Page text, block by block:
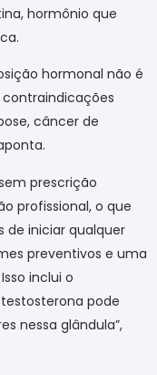
hormônio que
hormonal não é
contraindicações
câncer de
prescrição
profissional, o que
de iniciar qualquer
preventivos e uma
inclui o
pode
nessa glândula”,